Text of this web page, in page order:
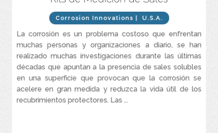
Corrosion Innovations | U.S.A.
La corrosión es un problema costoso que enfrentan
muchas personas y organizaciones a diario, se han
realizado muchas investigaciones durante las últimas
décadas que apuntan a la presencia de sales solubles
en una superficie que provocan que la corrosión se
acelere en gran medida y reduzca la vida útil de los
recubrimientos protectores. Las ...
Fue desarrollado para ser fácil de usar y evitar la contaminación
detección de sales contaminantes.
Satisface los requisitos más agresivos en el industria de
revestimientos protectores.